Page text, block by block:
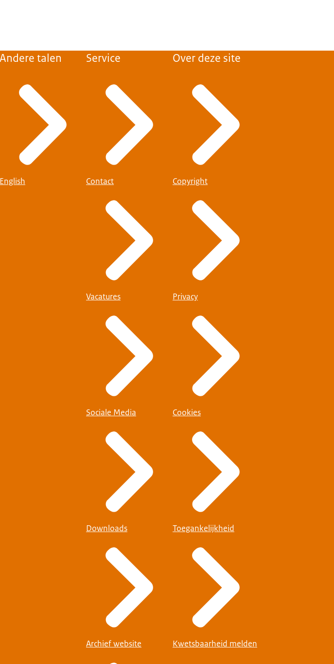
Andere talen
English
Service
Contact
Vacatures
Sociale Media
Downloads
Archief website
Over deze site
Copyright
Privacy
Cookies
Toegankelijkheid
Kwetsbaarheid melden